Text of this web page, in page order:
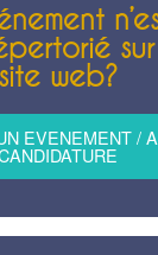
site web?
EVENEMENT /